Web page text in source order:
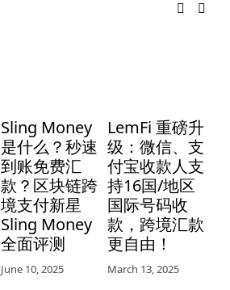
Sling Money
是什么？秒速
到账免费汇
款？区块链跨
境支付新星
Sling Money
全面评测
June 10, 2025
LemFi 重磅升
级：微信、支
付宝收款人支
持16国/地区
国际号码收
款，跨境汇款
更自由！
March 13, 2025